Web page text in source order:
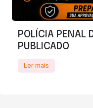
POLÍCIA PENAL
PUBLICADO
Ler mais